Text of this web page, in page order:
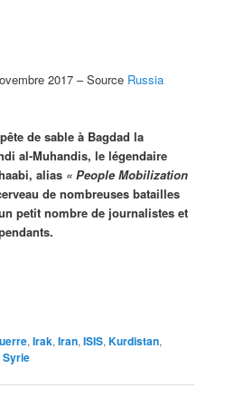
2017 – Source Russia
de sable à Bagdad la
al-Muhandis, le légendaire
alias « People Mobilization
de nombreuses batailles
petit nombre de journalistes et
,Irak,Iran,ISIS,Kurdistan,
Syrie